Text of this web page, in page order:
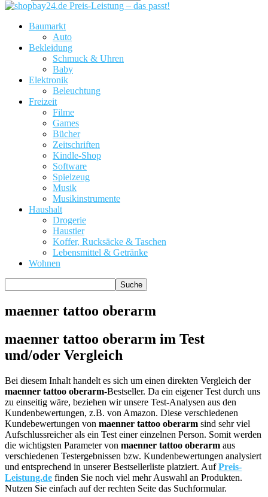
Preis-Leistung – das passt!
Baumarkt
Auto
Bekleidung
Schmuck & Uhren
Baby
Elektronik
Beleuchtung
Freizeit
Filme
Games
Bücher
Zeitschriften
Kindle-Shop
Software
Spielzeug
Musik
Musikinstrumente
Haushalt
Drogerie
Haustier
Koffer, Rucksäcke & Taschen
Lebensmittel & Getränke
Wohnen
maenner tattoo oberarm
maenner tattoo oberarm im Test
und/oder Vergleich
Bei diesem Inhalt handelt es sich um einen direkten Vergleich der
maenner tattoo oberarm-Bestseller. Da ein eigener Test durch uns
zu einseitig wäre, beziehen wir unsere Test-Analysen aus den
Kundenbewertungen, z.B. von Amazon. Diese verschiedenen
Kundebewertungen von maenner tattoo oberarm sind sehr viel
Aufschlussreicher als ein Test einer einzelnen Person. Somit werden
die wichtigsten Parameter von maenner tattoo oberarm aus
verschiedenen Testergebnissen bzw. Kundenbewertungen analysiert
und entsprechend in unserer Bestsellerliste platziert. AufPreis-
Leistung.de finden Sie noch viel mehr Auswahl an Produkten.
Nutzen Sie einfach auf der rechten Seite das Suchformular.